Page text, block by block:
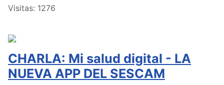
Visitas: 1276
CHARLA: Mi salud digital - LA
NUEVA APP DEL SESCAM